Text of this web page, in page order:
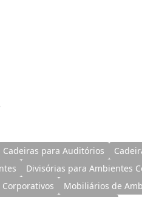
Cadeiras para Auditórios
Divisórias para Ambientes
Mobiliários de